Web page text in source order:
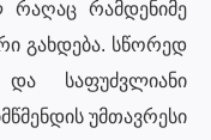
რაღაც რამდენიმე
გახდება. სწორედ
საფუძვლიანი
უმთავრესი